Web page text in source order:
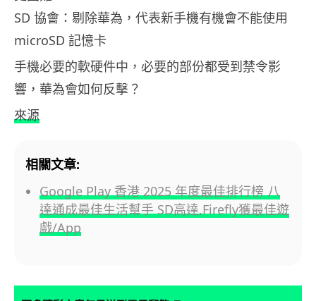
SD 協會：剔除華為，代表新手機有機會不能使用
microSD 記憶卡
手機必要的軟硬件中，必要的部份都受到禁令影
響，華為會如何反擊？
來源
相關文章:
Google Play 香港 2025 年度最佳排行榜 八
達通成最佳生活幫手 SD高達,Firefly獲最佳遊
戲/App